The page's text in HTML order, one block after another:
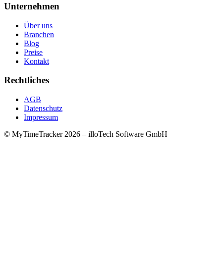
Unternehmen
Über uns
Branchen
Blog
Preise
Kontakt
Rechtliches
AGB
Datenschutz
Impressum
© MyTimeTracker 2026 – illoTech Software GmbH